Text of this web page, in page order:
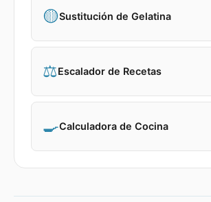
🟡Sustitución de Gelatina
⚖️Escalador de Recetas
🍳Calculadora de Cocina